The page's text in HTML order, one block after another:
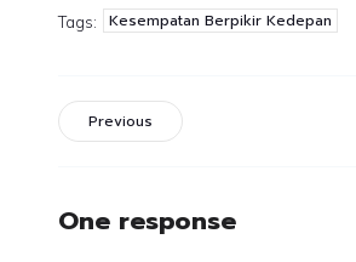
Tags: Kesempatan Berpikir Kedepan
Previous
One response